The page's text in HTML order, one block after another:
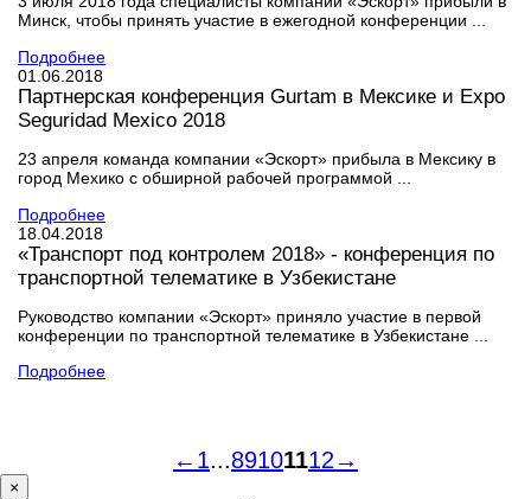
Минск, чтобы принять участие в ежегодной конференции ...
Подробнее
01.06.2018
Партнерская конференция Gurtam в Мексике и Expo
Seguridad Mexico 2018
23 апреля команда компании «Эскорт» прибыла в Мексику в
город Мехико с обширной рабочей программой ...
Подробнее
18.04.2018
«Транспорт под контролем 2018» - конференция по
транспортной телематике в Узбекистане
Руководство компании «Эскорт» приняло участие в первой
конференции по транспортной телематике в Узбекистане ...
Подробнее
← 1...89101112 →
×